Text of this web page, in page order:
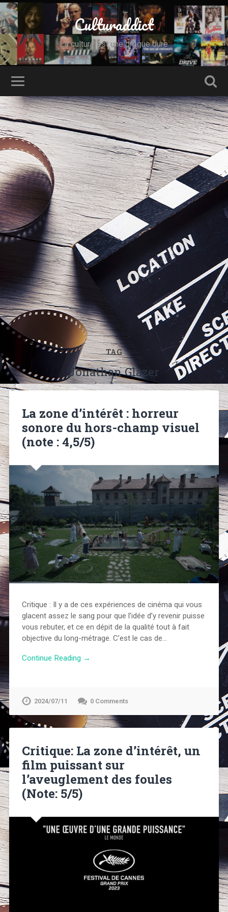
Culturaddict
La culture est une drogue dure
TAG
Jonathan Glazer
La zone d’intérêt : horreur
sonore du hors-champ visuel
(note : 4,5/5)
Critique : Il y a de ces expériences de cinéma qui vous
glacent assez le sang pour que l’idée d’y revenir puisse
vous rebuter, et ce en dépit de la qualité tout à fait
objective du long-métrage. C’est le cas de…
Continue Reading →
2024/07/11 0 Comments
Critique: La zone d’intérêt, un
film puissant sur
l’aveuglement des foules
(Note: 5/5)